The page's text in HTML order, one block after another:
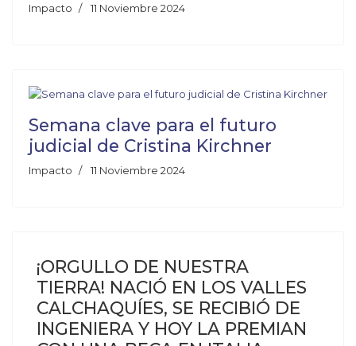
Impacto 11 Noviembre 2024
Semana clave para el futuro
judicial de Cristina Kirchner
Impacto 11 Noviembre 2024
¡ORGULLO DE NUESTRA
TIERRA! NACIÓ EN LOS VALLES
CALCHAQUÍES, SE RECIBIÓ DE
INGENIERA Y HOY LA PREMIAN